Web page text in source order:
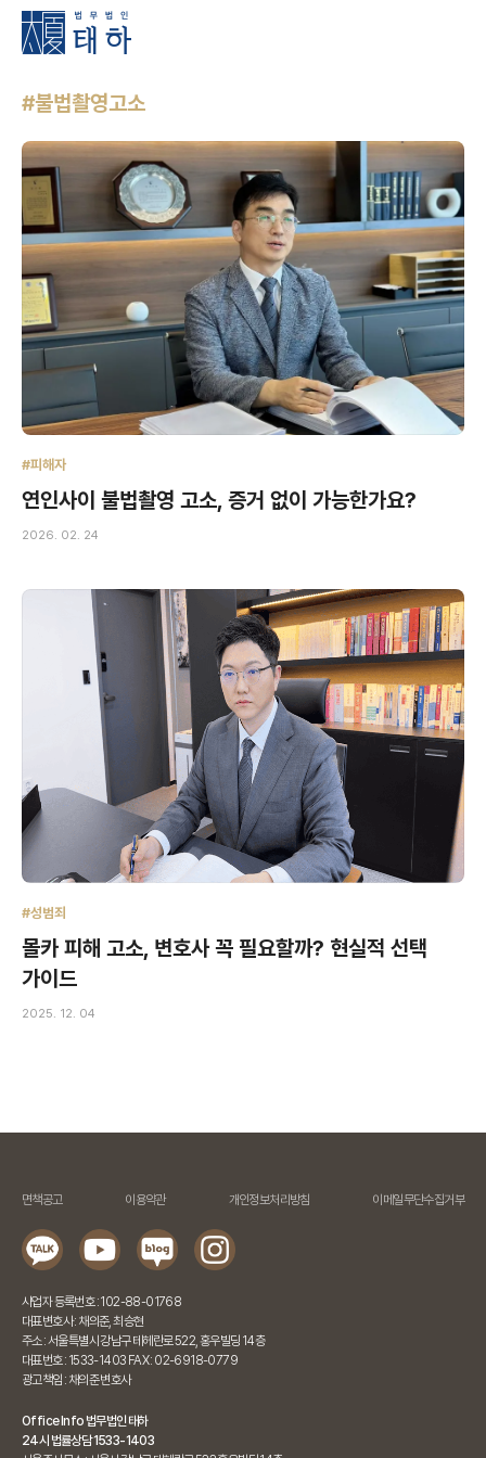
#불법촬영고소
#피해자
연인사이 불법촬영 고소, 증거 없이 가능한가요?
2026. 02. 24
#성범죄
몰카 피해 고소, 변호사 꼭 필요할까? 현실적 선택
가이드
2025. 12. 04
면책공고 이용약관 개인정보처리방침 이메일무단수집거부
사업자 등록번호 : 102-88-01768
대표변호사 : 채의준, 최승현
주소 : 서울특별시 강남구 테헤란로 522, 홍우빌딩 14층
대표번호 : 1533-1403 FAX : 02-6918-0779
광고책임 : 채의준 변호사
Office Info 법무법인 태하
24시 법률상담 1533-1403